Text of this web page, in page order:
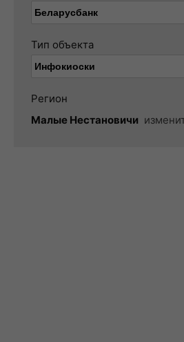
Тип объекта
Регион
Малые Нестановичи